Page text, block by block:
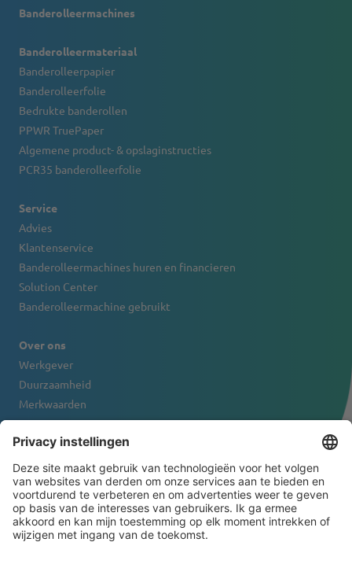
Banderolleermachines
Banderolleermateriaal
Banderolleerpapier
Banderolleerfolie
Bedrukte banderollen
PPWR TruePaper
Algemene product- & opslaginstructies
PCR35 banderolleerfolie
Service
Advies
Klantenservice
Banderolleermachines huren en financieren
Solution Center
Banderolleermachine gebruikt
Over ons
Werkgever
Duurzaamheid
Merkwaarden
Firmaportret
Contact
NIEUWSBRIEF